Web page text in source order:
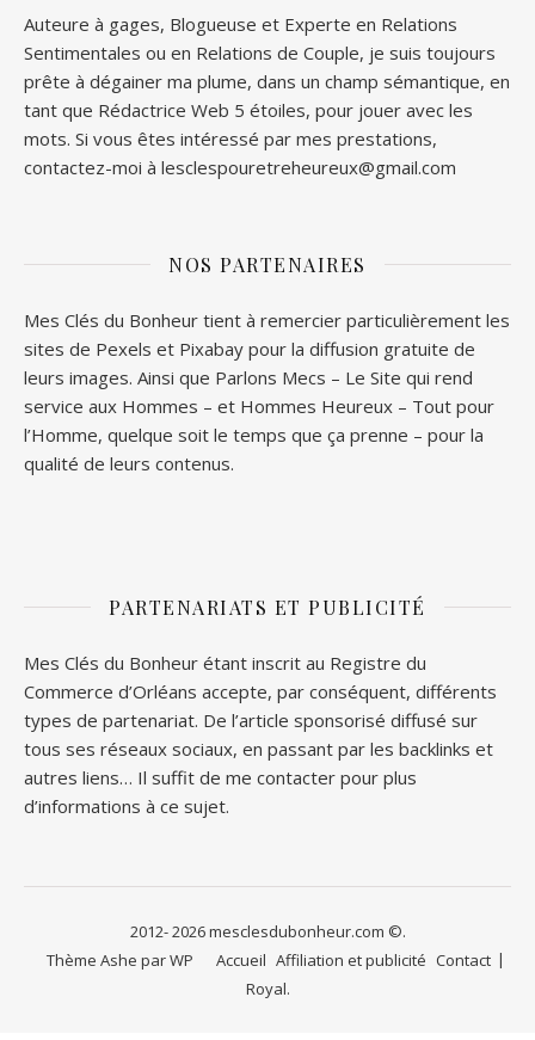
Auteure à gages, Blogueuse et Experte en Relations
Sentimentales ou en Relations de Couple, je suis toujours
prête à dégainer ma plume, dans un champ sémantique, en
tant que Rédactrice Web 5 étoiles, pour jouer avec les
mots. Si vous êtes intéressé par mes prestations,
contactez-moi à lesclespouretreheureux@gmail.com
NOS PARTENAIRES
Mes Clés du Bonheur tient à remercier particulièrement les
sites de Pexels et Pixabay pour la diffusion gratuite de
leurs images. Ainsi que Parlons Mecs – Le Site qui rend
service aux Hommes – et Hommes Heureux – Tout pour
l’Homme, quelque soit le temps que ça prenne – pour la
qualité de leurs contenus.
PARTENARIATS ET PUBLICITÉ
Mes Clés du Bonheur étant inscrit au Registre du
Commerce d’Orléans accepte, par conséquent, différents
types de partenariat. De l’article sponsorisé diffusé sur
tous ses réseaux sociaux, en passant par les backlinks et
autres liens… Il suffit de me contacter pour plus
d’informations à ce sujet.
2012- 2026 mesclesdubonheur.com ©.
Accueil Affiliation et publicité Contact
Thème Ashe parWP
Royal.